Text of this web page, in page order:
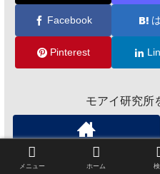
Facebook
Pinterest
モアイ研究所
メニュー ホーム